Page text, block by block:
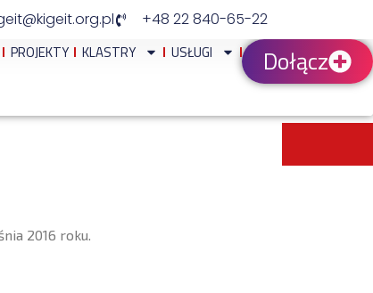
+48 22 840-65-22
PROJEKTY KLASTRY
USŁUGI
Dołącz
2016 roku.